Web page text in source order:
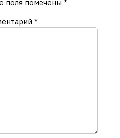
поля помечены *
*